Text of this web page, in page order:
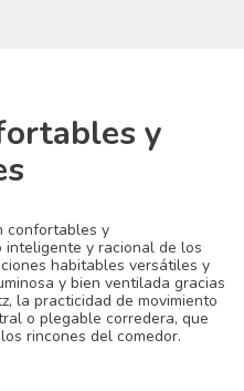
y
confortables y
inteligente y racional de los
habitables versátiles y
y bien ventilada gracias
la practicidad de movimiento
o plegable corredera, que
rincones del comedor.